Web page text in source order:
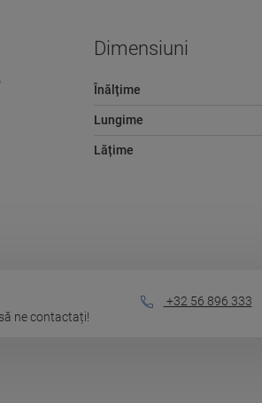
Dimensiuni
Înălțime
Lungime
Lățime
ne contactați!
+32 56 896 333